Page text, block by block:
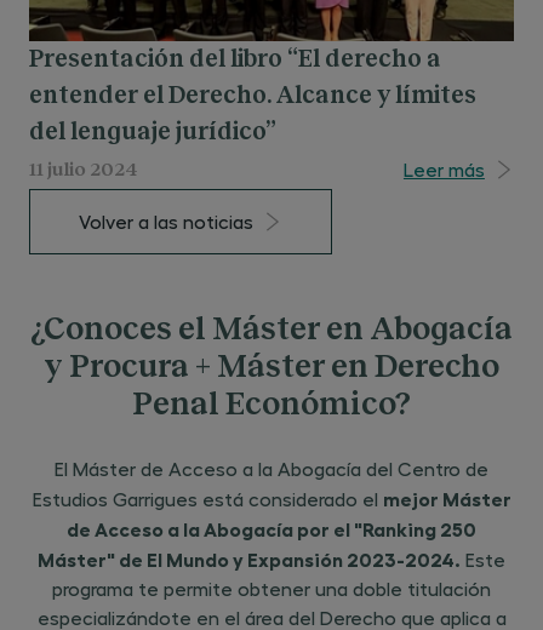
Presentación del libro “El derecho a
entender el Derecho. Alcance y límites
del lenguaje jurídico”
11 julio 2024 Leer más
Volver a las noticias
¿Conoces el Máster en Abogacía
y Procura + Máster en Derecho
Penal Económico?
El Máster de Acceso a la Abogacía del Centro de
Estudios Garrigues está considerado el mejor Máster
de Acceso a la Abogacía por el "Ranking 250
Máster" de El Mundo y Expansión 2023-2024. Este
programa te permite obtener una doble titulación
especializándote en el área del Derecho que aplica a